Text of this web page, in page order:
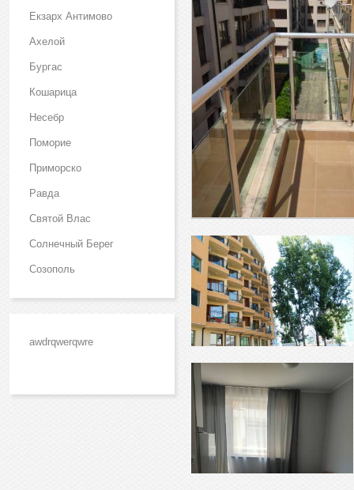
Екзарх Антимово
Ахелой
Бургас
Кошарица
Несебр
Поморие
Приморско
Равда
Святой Влас
Солнечный Берег
Созополь
awdrqwerqwre